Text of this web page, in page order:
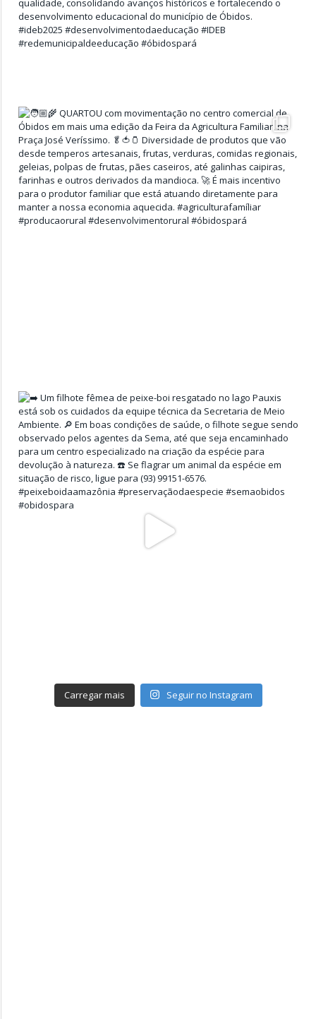
Carregar mais Seguir no Instagram